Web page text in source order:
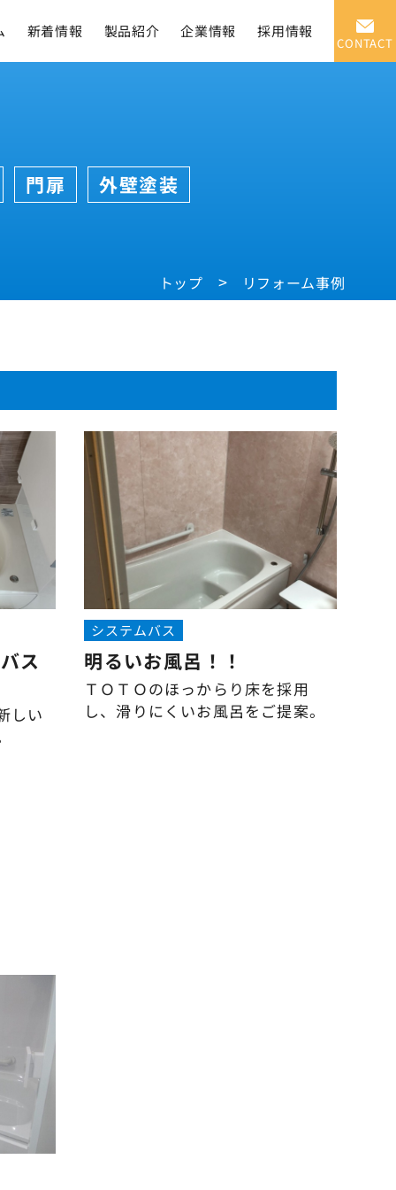
新着情報 製品紹介 企業情報 採用情報
CONTACT
門扉 外壁塗装
トップ リフォーム事例
ス
しい
システムバス
明るいお風呂！！
ＴＯＴＯのほっからり床を採用
し、滑りにくいお風呂をご提案。